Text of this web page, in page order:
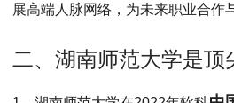
展高端人脉网络，为未来职业合作
二、湖南师范大学是顶